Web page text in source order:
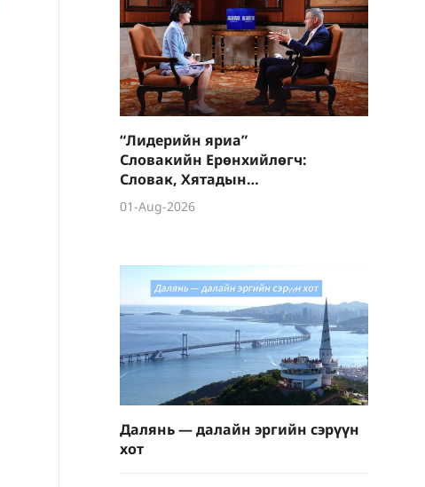
“Лидерийн яриа”
Словакийн Ерөнхийлөгч:
Словак, Хятадын
харилцаа түүхэн дээд
түвшинд хүрээд байна
01-Aug-2026
Далянь — далайн эргийн сэрүүн
хот